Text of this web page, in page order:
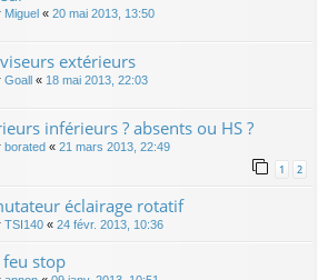
Miguel « 20 mai 2013, 13:50
extérieurs
Goall « 18 mai 2013, 22:03
inférieurs ? absents ou HS ?
borated « 21 mars 2013, 22:49
1 2
éclairage rotatif
TSI140 « 24 févr. 2013, 10:36
stop